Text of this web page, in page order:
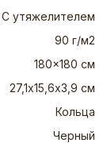
С утяжелителем
90 г/м2
180x180 см
27,1х15,6х3,9 см
Кольца
Черный